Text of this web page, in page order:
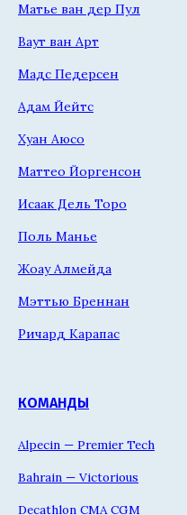
Матье ван дер Пул
Ваут ван Арт
Мадс Педерсен
Адам Йейтс
Хуан Аюсо
Маттео Йоргенсон
Исаак Дель Торо
Поль Манье
Жоау Алмейда
Мэттью Бреннан
Ричард Карапас
КОМАНДЫ
Alpecin — Premier Tech
Bahrain — Victorious
Decathlon CMA CGM